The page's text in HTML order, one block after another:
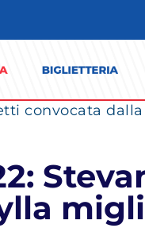
convocata